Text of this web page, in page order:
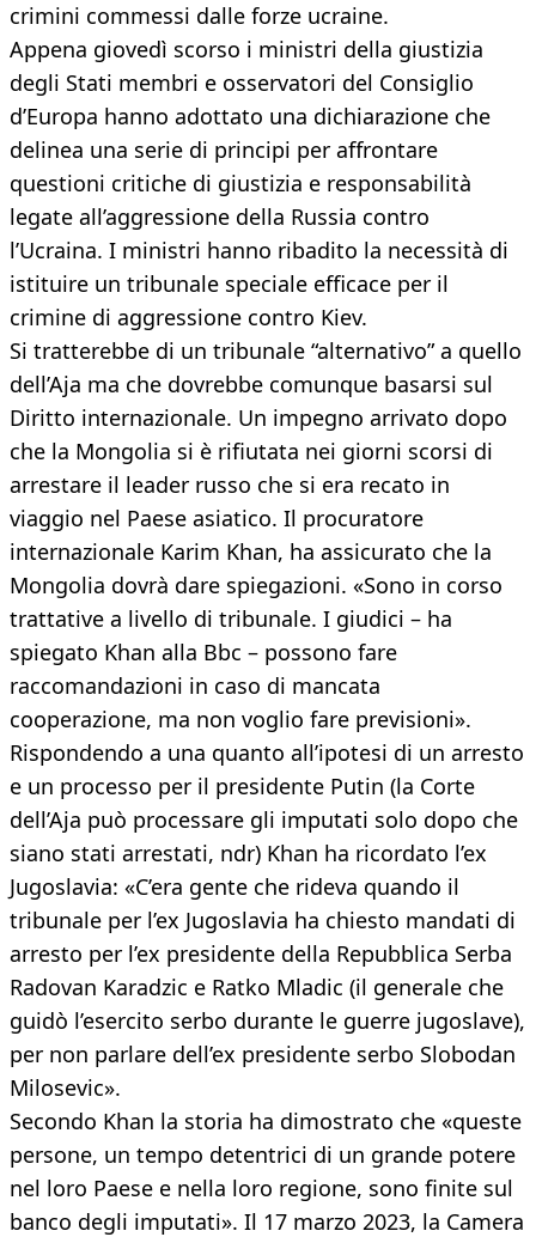
crimini commessi dalle forze ucraine.
Appena giovedì scorso i ministri della giustizia
degli Stati membri e osservatori del Consiglio
d’Europa hanno adottato una dichiarazione che
delinea una serie di principi per affrontare
questioni critiche di giustizia e responsabilità
legate all’aggressione della Russia contro
l’Ucraina. I ministri hanno ribadito la necessità di
istituire un tribunale speciale efficace per il
crimine di aggressione contro Kiev.
Si tratterebbe di un tribunale “alternativo” a quello
dell’Aja ma che dovrebbe comunque basarsi sul
Diritto internazionale. Un impegno arrivato dopo
che la Mongolia si è rifiutata nei giorni scorsi di
arrestare il leader russo che si era recato in
viaggio nel Paese asiatico. Il procuratore
internazionale Karim Khan, ha assicurato che la
Mongolia dovrà dare spiegazioni. «Sono in corso
trattative a livello di tribunale. I giudici – ha
spiegato Khan alla Bbc – possono fare
raccomandazioni in caso di mancata
cooperazione, ma non voglio fare previsioni».
Rispondendo a una quanto all’ipotesi di un arresto
e un processo per il presidente Putin (la Corte
dell’Aja può processare gli imputati solo dopo che
siano stati arrestati, ndr) Khan ha ricordato l’ex
Jugoslavia: «C’era gente che rideva quando il
tribunale per l’ex Jugoslavia ha chiesto mandati di
arresto per l’ex presidente della Repubblica Serba
Radovan Karadzic e Ratko Mladic (il generale che
guidò l’esercito serbo durante le guerre jugoslave),
per non parlare dell’ex presidente serbo Slobodan
Milosevic».
Secondo Khan la storia ha dimostrato che «queste
persone, un tempo detentrici di un grande potere
nel loro Paese e nella loro regione, sono finite sul
banco degli imputati». Il 17 marzo 2023, la Camera